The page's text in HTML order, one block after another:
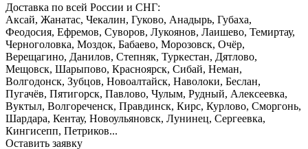
Доставка по всей России и СНГ:
Аксай, Жанатас, Чекалин, Гуково, Анадырь, Губаха,
Феодосия, Ефремов, Суворов, Лукоянов, Лаишево, Темиртау,
Черноголовка, Моздок, Бабаево, Морозовск, Очёр,
Верещагино, Данилов, Степняк, Туркестан, Дятлово,
Мещовск, Шарыпово, Красноярск, Сибай, Неман,
Волгодонск, Зубцов, Новоалтайск, Наволоки, Беслан,
Пугачёв, Пятигорск, Павлово, Чулым, Рудный, Алексеевка,
Вуктыл, Волгореченск, Правдинск, Кирс, Курлово, Сморгонь,
Шардара, Кентау, Новоульяновск, Лунинец, Сергеевка,
Кингисепп, Петриков...
Оставить заявку